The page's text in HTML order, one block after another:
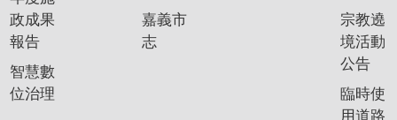
政成果
報告
智慧數
位治理
嘉義市
志
宗教遶
境活動
公告
臨時使
用道路